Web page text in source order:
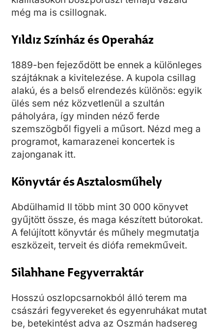
még ma is csillognak.
Yıldız Színház és Operaház
1889-ben fejeződött be ennek a különleges
szájtáknak a kivitelezése. A kupola csillag
alakú, és a belső elrendezés különös: egyik
ülés sem néz közvetlenül a szultán
páholyára, így minden néző ferde
szemszögből figyeli a műsort. Nézd meg a
programot, kamarazenei koncertek is
zajonganak itt.
Könyvtár és Asztalosműhely
Abdülhamid II több mint 30 000 könyvet
gyűjtött össze, és maga készített bútorokat.
A felújított könyvtár és műhely megmutatja
eszközeit, terveit és diófa remekműveit.
Silahhane Fegyverraktár
Hosszú oszlopcsarnokból álló terem ma
császári fegyvereket és egyenruhákat mutat
be, betekintést adva az Oszmán hadsereg